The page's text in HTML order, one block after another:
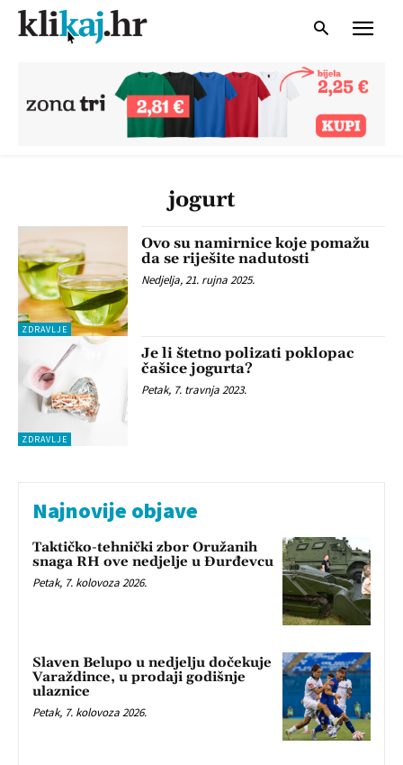
jogurt
ZDRAVLJE
Ovo su namirnice koje pomažu
da se riješite nadutosti
Nedjelja, 21. rujna 2025.
ZDRAVLJE
Je li štetno polizati poklopac
čašice jogurta?
Petak, 7. travnja 2023.
Najnovije objave
Taktičko-tehnički zbor Oružanih
snaga RH ove nedjelje u Đurđevcu
Petak, 7. kolovoza 2026.
Slaven Belupo u nedjelju dočekuje
Varaždince, u prodaji godišnje
ulaznice
Petak, 7. kolovoza 2026.